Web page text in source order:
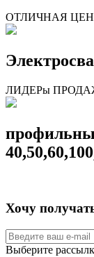
ОТЛИЧНАЯ
ЛИДЕРы
Хочу
Выберите